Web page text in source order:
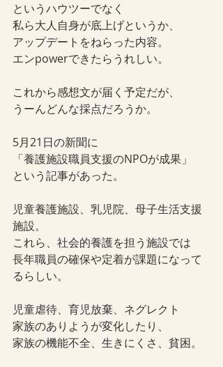
というハウツーでなく
私ら大人自身が底上げというか、
アップデートをねらった内容。
エンpowerできたらうれしい。
これから感想文が届く予定だが、
うーんどんな採点だろうか。
5月21日の新聞に
「養護施設職員支援のNPOが成果」
という記事があった。
児童養護施設、乳児院、母子生活支援
施設。
これら、社会的養護を担う施設では
長年職員の確保や定着が課題になって
るらしい。
児童虐待、育児放棄、ネグレクト
家族のありようが変化したり、
家族の機能不全、生きにくさ、貧困。